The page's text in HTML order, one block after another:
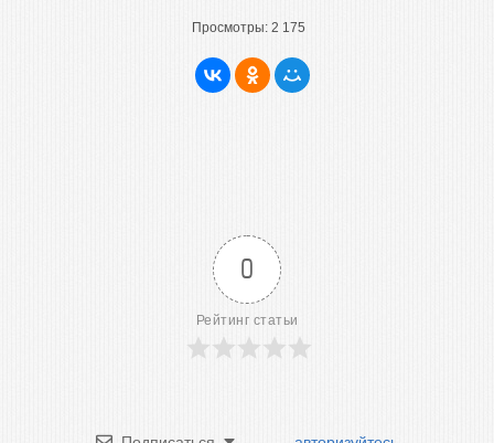
Просмотры: 2 175
0
Рейтинг статьи